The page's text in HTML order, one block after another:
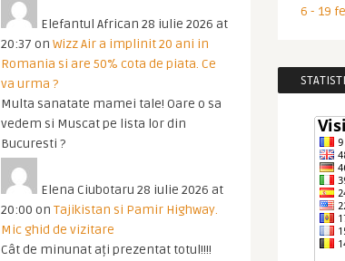
Elefantul African 28 iulie 2026 at
20:37 on Wizz Air a implinit 20 ani in
Romania si are 50% cota de piata. Ce
va urma ?
Multa sanatate mamei tale! Oare o sa
vedem si Muscat pe lista lor din
Bucuresti ?
Elena Ciubotaru 28 iulie 2026 at
20:00 on Tajikistan si Pamir Highway.
Mic ghid de vizitare
Cât de minunat ați prezentat totul!!!!
6 - 19